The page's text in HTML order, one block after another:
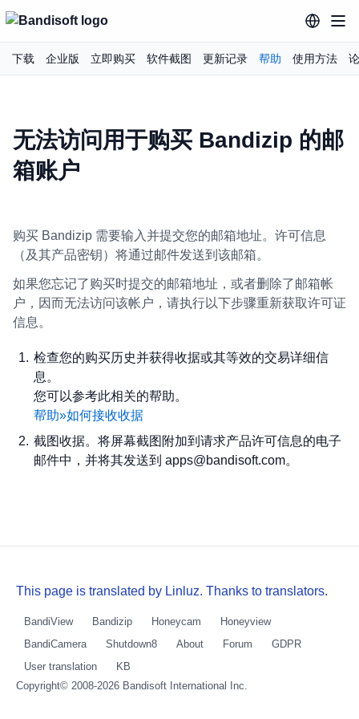
下载 企业版 立即购买 软件截图 更新记录 帮助 使用方法
无法访问用于购买 Bandizip 的邮
箱账户
购买 Bandizip 需要输入并提交您的邮箱地址。许可信息
（及其产品密钥）将通过邮件发送到该邮箱。
如果您忘记了购买时提交的邮箱地址，或者删除了邮箱帐
户，因而无法访问该帐户，请执行以下步骤重新获取许可证
信息。
检查您的购买历史并获得收据或其等效的交易详细信
息。
您可以参考此相关的帮助。
帮助»如何接收收据
截图收据。将屏幕截图附加到请求产品许可信息的电子
邮件中，并将其发送到 apps@bandisoft.com。
This page is translated by Linluz. Thanks to translators.
BandiView Bandizip Honeycam
Honeyview
BandiCamera
Shutdown8 About Forum
GDPR
User translation
KB
Copyright© 2008-2026 Bandisoft International Inc.